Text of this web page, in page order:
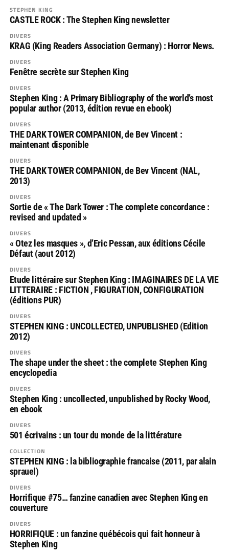
STEPHEN KING
CASTLE ROCK : The Stephen King newsletter
DIVERS
KRAG (King Readers Association Germany) : Horror News.
DIVERS
Fenêtre secrète sur Stephen King
DIVERS
Stephen King : A Primary Bibliography of the world’s most
popular author (2013, édition revue en ebook)
DIVERS
THE DARK TOWER COMPANION, de Bev Vincent :
maintenant disponible
DIVERS
THE DARK TOWER COMPANION, de Bev Vincent (NAL,
2013)
DIVERS
Sortie de « The Dark Tower : The complete concordance :
revised and updated »
DIVERS
« Otez les masques », d’Eric Pessan, aux éditions Cécile
Défaut (aout 2012)
DIVERS
Etude littéraire sur Stephen King : IMAGINAIRES DE LA VIE
LITTERAIRE : FICTION , FIGURATION, CONFIGURATION
(éditions PUR)
DIVERS
STEPHEN KING : UNCOLLECTED, UNPUBLISHED (Edition
2012)
DIVERS
The shape under the sheet : the complete Stephen King
encyclopedia
DIVERS
Stephen King : uncollected, unpublished by Rocky Wood,
en ebook
DIVERS
501 écrivains : un tour du monde de la littérature
COLLECTION
STEPHEN KING : la bibliographie francaise (2011, par alain
sprauel)
DIVERS
Horrifique #75… fanzine canadien avec Stephen King en
couverture
DIVERS
HORRIFIQUE : un fanzine québécois qui fait honneur à
Stephen King